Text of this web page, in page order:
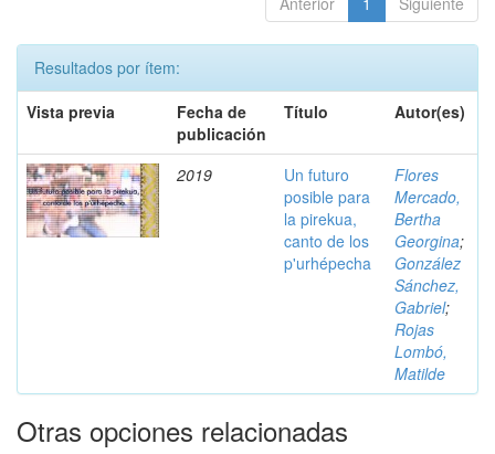
Resultados por ítem:
Vista previa
Fecha de
publicación
Título Autor(es)
2019
Un futuro
posible para
la pirekua,
canto de los
p'urhépecha
Flores
Mercado,
Bertha
Georgina;
González
Sánchez,
Gabriel;
Rojas
Lombó,
Matilde
Otras opciones relacionadas